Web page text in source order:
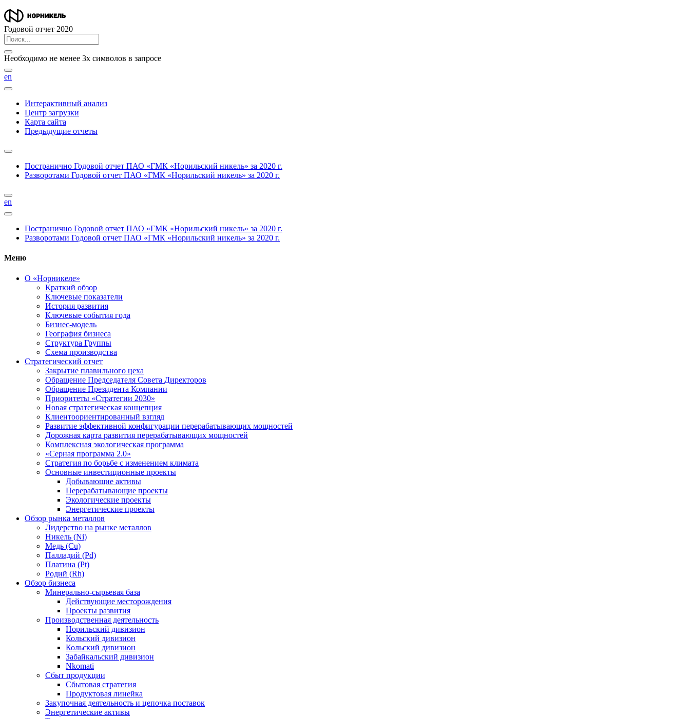
Годовой отчет 2020
Необходимо не менее 3х символов в запросе
en
Интерактивный анализ
Центр загрузки
Карта сайта
Предыдущие отчеты
Постранично Годовой отчет ПАО «ГМК «Норильский никель» за 2020 г.
Разворотами Годовой отчет ПАО «ГМК «Норильский никель» за 2020 г.
en
Постранично Годовой отчет ПАО «ГМК «Норильский никель» за 2020 г.
Разворотами Годовой отчет ПАО «ГМК «Норильский никель» за 2020 г.
Меню
О «Норникеле»
Краткий обзор
Ключевые показатели
История развития
Ключевые события года
Бизнес-модель
География бизнеса
Структура Группы
Схема производства
Стратегический отчет
Закрытие плавильного цеха
Обращение Председателя Совета Директоров
Обращение Президента Компании
Приоритеты «Стратегии 2030»
Новая стратегическая концепция
Клиентоориентированный взгляд
Развитие эффективной конфигурации перерабатывающих мощностей
Дорожная карта развития перерабатывающих мощностей
Комплексная экологическая программа
«Серная программа 2.0»
Стратегия по борьбе с изменением климата
Основные инвестиционные проекты
Добывающие активы
Перерабатывающие проекты
Экологические проекты
Энергетические проекты
Обзор рынка металлов
Лидерство на рынке металлов
Никель (Ni)
Медь (Cu)
Палладий (Pd)
Платина (Pt)
Родий (Rh)
Обзор бизнеса
Минерально-сырьевая база
Действующие месторождения
Проекты развития
Производственная деятельность
Норильский дивизион
Кольский дивизион
Кольский дивизион
Забайкальский дивизион
Nkomati
Сбыт продукции
Сбытовая стратегия
Продуктовая линейка
Закупочная деятельность и цепочка поставок
Энергетические активы